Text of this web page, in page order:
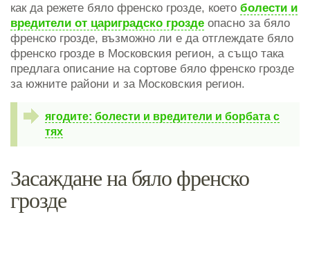
как да режете бяло френско грозде, което болести и
вредители от цариградско грозде опасно за бяло
френско грозде, възможно ли е да отглеждате бяло
френско грозде в Московския регион, а също така
предлага описание на сортове бяло френско грозде
за южните райони и за Московския регион.
ягодите: болести и вредители и борбата с
тях
Засаждане на бяло френско
грозде